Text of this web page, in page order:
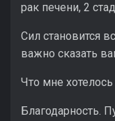
рак печени, 2
Сил становится
важно сказать
Что мне
Благодарность.